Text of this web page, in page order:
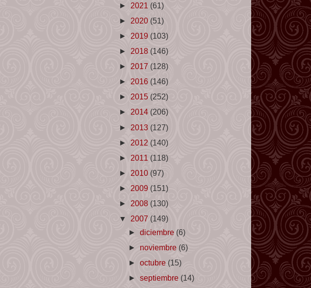
► 2021 (61)
► 2020 (51)
► 2019 (103)
► 2018 (146)
► 2017 (128)
► 2016 (146)
► 2015 (252)
► 2014 (206)
► 2013 (127)
► 2012 (140)
► 2011 (118)
► 2010 (97)
► 2009 (151)
► 2008 (130)
▼ 2007 (149)
►diciembre (6)
► noviembre (6)
►octubre (15)
►septiembre (14)